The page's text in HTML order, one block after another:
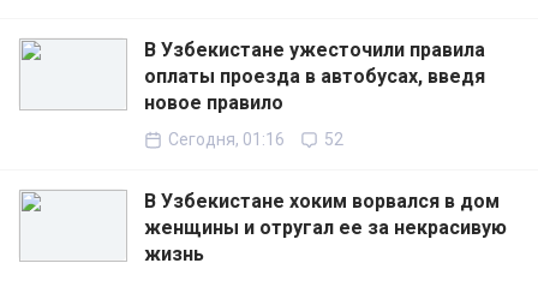
В Узбекистане ужесточили правила
оплаты проезда в автобусах, введя
новое правило
Сегодня, 01:16 52
В Узбекистане хоким ворвался в дом
женщины и отругал ее за некрасивую
жизнь